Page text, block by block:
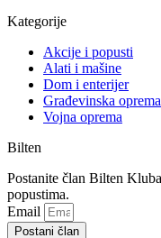
Kategorije
Akcije i popusti
Alati i mašine
Dom i enterijer
Građevinska oprema
Vojna oprema
Bilten
Postanite član Bilten
popustima.
Email
Postani član